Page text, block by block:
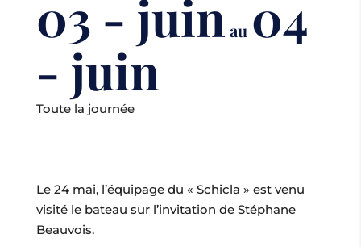
03 - juin au 04
- juin
Toute la journée
Le 24 mai, l’équipage du « Schicla » est venu
visité le bateau sur l’invitation de Stéphane
Beauvois.